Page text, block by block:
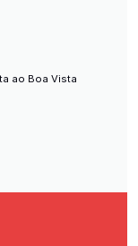
ao Boa Vista